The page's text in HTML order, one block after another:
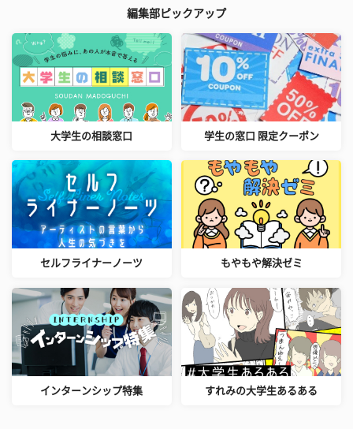
編集部ピックアップ
大学生の相談窓口 学生の窓口 限定クーポン
セルフライナーノーツ もやもや解決ゼミ
インターンシップ特集 すれみの大学生あるある